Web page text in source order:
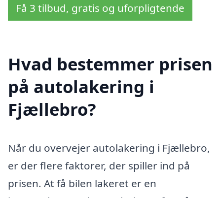
Få 3 tilbud, gratis og uforpligtende
Hvad bestemmer prisen
på autolakering i
Fjællebro?
Når du overvejer autolakering i Fjællebro,
er der flere faktorer, der spiller ind på
prisen. At få bilen lakeret er en